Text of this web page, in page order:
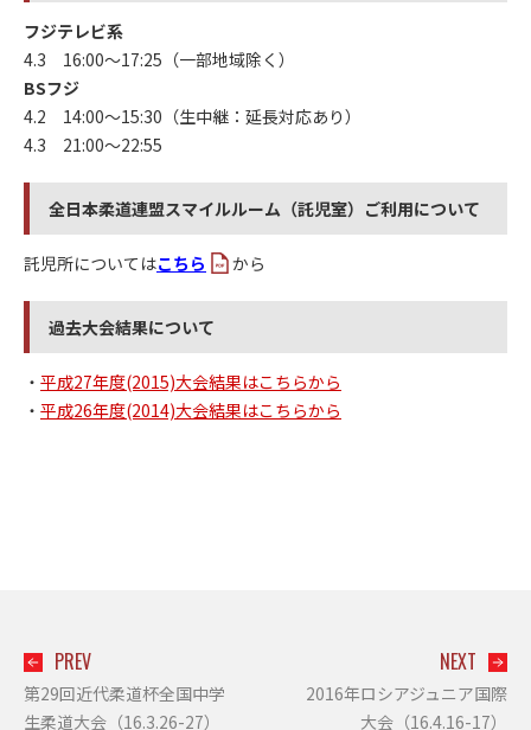
フジテレビ系
4.3 16:00～17:25（一部地域除く）
BSフジ
4.2 14:00～15:30（生中継：延長対応あり）
4.3 21:00～22:55
全日本柔道連盟スマイルルーム（託児室）ご利用について
託児所についてはこちら から
過去大会結果について
・ 平成27年度(2015)大会結果はこちらから
・ 平成26年度(2014)大会結果はこちらから
PREV
第29回近代柔道杯全国中学
生柔道大会（16.3.26-27）
NEXT
2016年ロシアジュニア国際
大会（16.4.16-17）